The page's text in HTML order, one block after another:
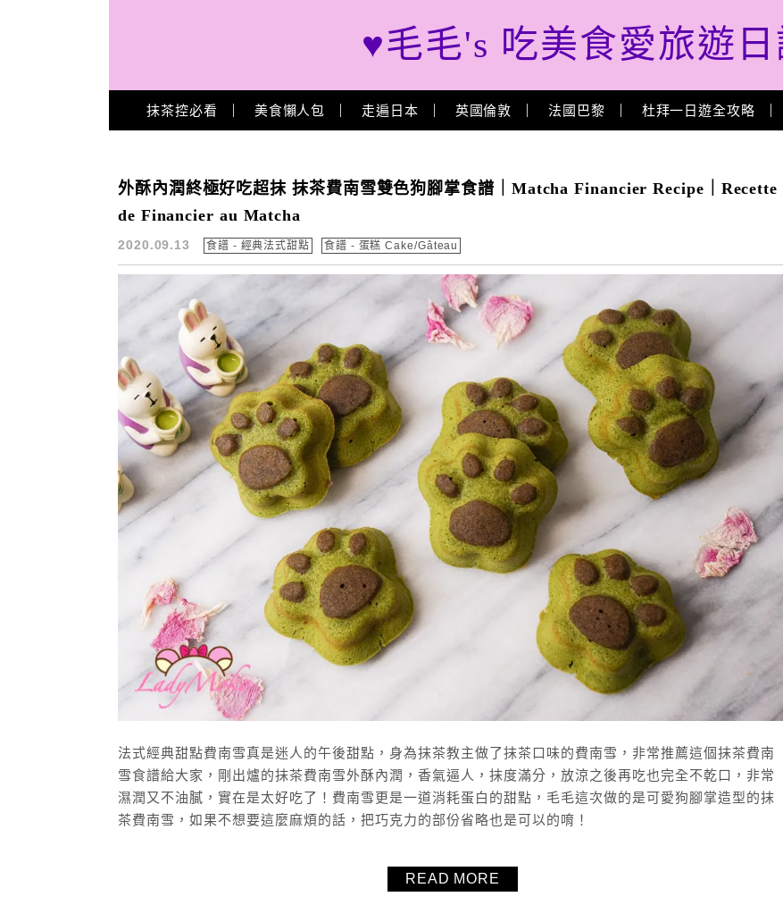
♥毛毛's 吃美食愛旅遊
Main Menu
抹茶控必看 美食懶人包 走遍日本 英國倫敦 法國巴黎 杜拜一日遊全攻略
抹茶費南雪 推薦
外酥內潤終極好吃超抹 抹茶費南雪雙色狗腳掌食譜｜Matcha Financier Recipe｜Recette
de Financier au Matcha
2020.09.13 食譜 - 經典法式甜點 食譜 - 蛋糕 Cake/Gâteau
法式經典甜點費南雪真是迷人的午後甜點，身為抹茶教主做了抹茶口味的費南雪，非常推薦這個抹茶費南
雪食譜給大家，剛出爐的抹茶費南雪外酥內潤，香氣逼人，抹度滿分，放涼之後再吃也完全不乾口，非常
濕潤又不油膩，實在是太好吃了！費南雪更是一道消耗蛋白的甜點，毛毛這次做的是可愛狗腳掌造型的抹
茶費南雪，如果不想要這麼麻煩的話，把巧克力的部份省略也是可以的唷！
READ MORE